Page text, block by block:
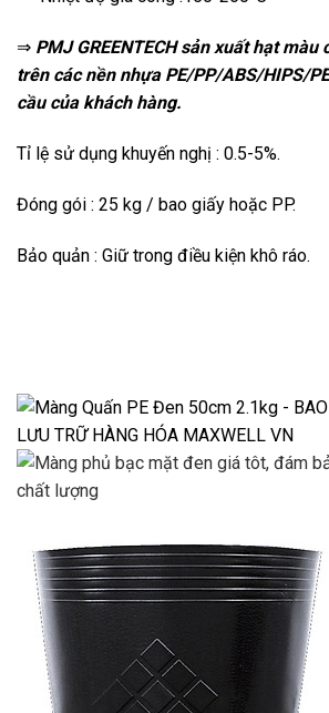
⇒ PMJ GREENTECH sản xuất hạt
trên các nền nhựa PE/PP/ABS/HIPS/
cầu của khách hàng.
Tỉ lệ sử dụng khuyến nghị : 0.5-5%.
Đóng gói : 25 kg / bao giấy hoặc PP.
Bảo quản : Giữ trong điều kiện khô ráo.